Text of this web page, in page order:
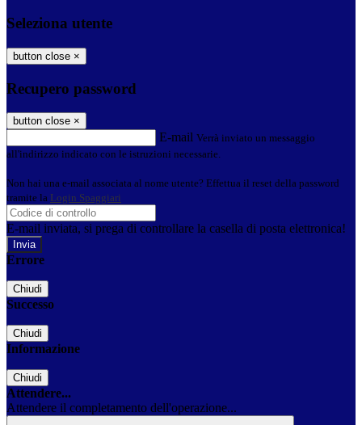
Seleziona utente
button close ×
Recupero password
button close ×
E-mail Verrà inviato un messaggio
all'indirizzo indicato con le istruzioni necessarie.
Non hai una e-mail associata al nome utente? Effettua il reset della password
tramite la Login Spaggiari
E-mail inviata, si prega di controllare la casella di posta elettronica!
Errore
Chiudi
Successo
Chiudi
Informazione
Chiudi
Attendere...
Attendere il completamento dell'operazione...